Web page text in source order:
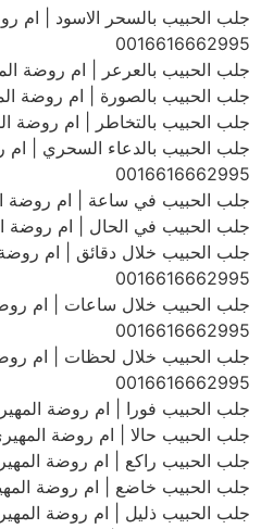
جلب الحبيب بالسحر الاسود | ام
0016616662995
جلب الحبيب بالعرعر | ام روضة المهيري |
جلب الحبيب بالصورة | ام روضة المهيري |
جلب الحبيب بالتخاطر | ام روضة المهيري |
جلب الحبيب بالدعاء السحري | ام
0016616662995
جلب الحبيب في ساعة | ام روضة المهيري |
جلب الحبيب في الحال | ام روضة المهيري |
جلب الحبيب خلال دقائق | ام روضة
0016616662995
جلب الحبيب خلال ساعات | ام
0016616662995
جلب الحبيب خلال لحظات | ام
0016616662995
جلب الحبيب فورا | ام روضة المهيري |
جلب الحبيب حالا | ام روضة المهيري |
جلب الحبيب راكع | ام روضة المهيري |
جلب الحبيب خاضع | ام روضة المهيري |
جلب الحبيب ذليل | ام روضة المهيري |